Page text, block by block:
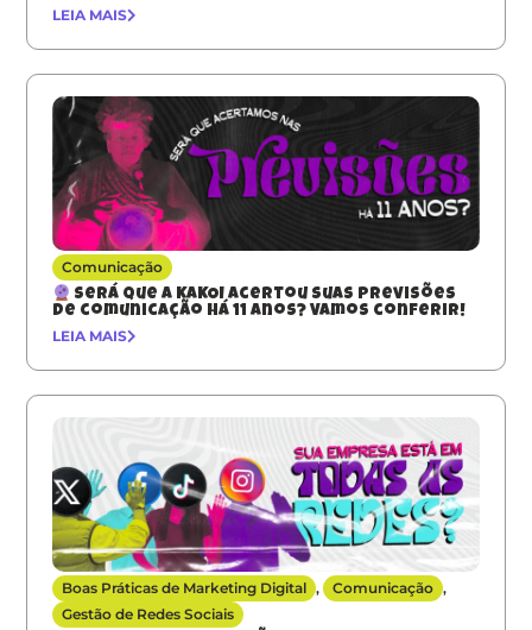
LEIA MAIS
Comunicação
Será que a KAKOI acertou suas previsões
de comunicação há 11 anos? Vamos conferir!
LEIA MAIS
Boas Práticas de Marketing Digital , Comunicação ,
Gestão de Redes Sociais